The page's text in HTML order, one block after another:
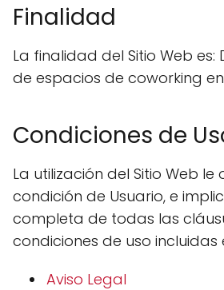
Finalidad
La finalidad del Sitio Web es:
de espacios de coworking
Condiciones de
La utilización del Sitio Web
condición de Usuario, e
completa de todas las
condiciones de uso incluidas
Aviso Legal